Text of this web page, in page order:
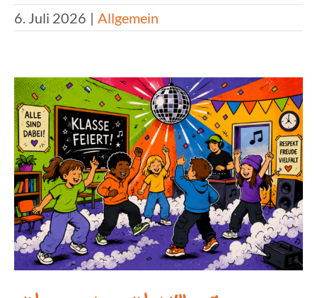
6. Juli 2026 | Allgemein